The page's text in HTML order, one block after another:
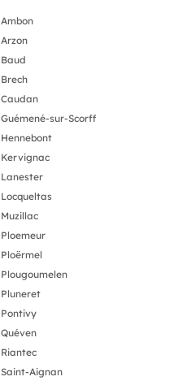
Ambon
Arzon
Baud
Brech
Caudan
Guémené-sur-Scorff
Hennebont
Kervignac
Lanester
Locqueltas
Muzillac
Ploemeur
Ploërmel
Plougoumelen
Pluneret
Pontivy
Quéven
Riantec
Saint-Aignan